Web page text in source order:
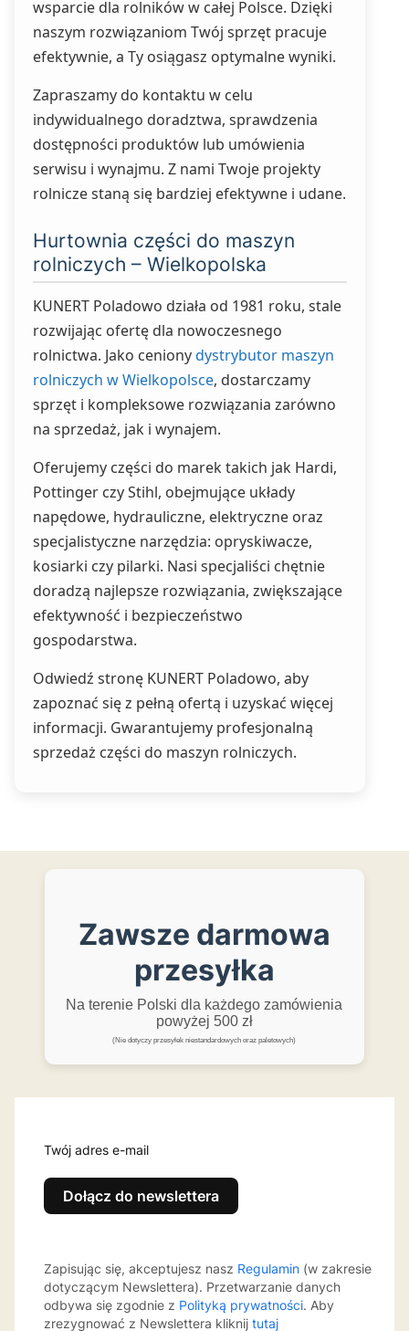
wsparcie dla rolników w całej Polsce. Dzięki
naszym rozwiązaniom Twój sprzęt pracuje
efektywnie, a Ty osiągasz optymalne wyniki.
Zapraszamy do kontaktu w celu
indywidualnego doradztwa, sprawdzenia
dostępności produktów lub umówienia
serwisu i wynajmu. Z nami Twoje projekty
rolnicze staną się bardziej efektywne i udane.
Hurtownia części do maszyn
rolniczych – Wielkopolska
KUNERT Poladowo działa od 1981 roku, stale
rozwijając ofertę dla nowoczesnego
rolnictwa. Jako cenionydystrybutor maszyn
rolniczych w Wielkopolsce, dostarczamy
sprzęt i kompleksowe rozwiązania zarówno
na sprzedaż, jak i wynajem.
Oferujemy części do marek takich jak Hardi,
Pottinger czy Stihl, obejmujące układy
napędowe, hydrauliczne, elektryczne oraz
specjalistyczne narzędzia: opryskiwacze,
kosiarki czy pilarki. Nasi specjaliści chętnie
doradzą najlepsze rozwiązania, zwiększające
efektywność i bezpieczeństwo
gospodarstwa.
Odwiedź stronę KUNERT Poladowo, aby
zapoznać się z pełną ofertą i uzyskać więcej
informacji. Gwarantujemy profesjonalną
sprzedaż części do maszyn rolniczych.
Zawsze darmowa
przesyłka
Na terenie Polski dla każdego zamówienia
powyżej 500 zł
(Nie dotyczy przesyłek niestandardowych oraz paletowych)
Twój adres e-mail
Dołącz do newslettera
Zapisując się, akceptujesz nasz Regulamin (w zakresie
dotyczącym Newslettera). Przetwarzanie danych
odbywa się zgodnie z Polityką prywatności. Aby
zrezygnować z Newslettera kliknij tutaj